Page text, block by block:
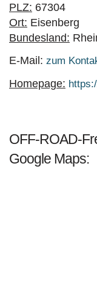
PLZ: 67304
Ort: Eisenberg
Bundesland:
E-Mail: zum
Homepage:
OFF-ROAD-
Google Maps: